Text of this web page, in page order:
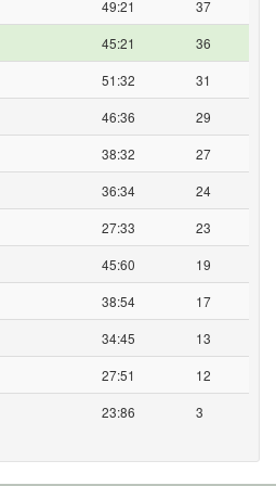
49:21
37
45:21
36
51:32
31
46:36
29
38:32
27
36:34
24
27:33
23
45:60
19
38:54
17
34:45
13
27:51
12
23:86 3